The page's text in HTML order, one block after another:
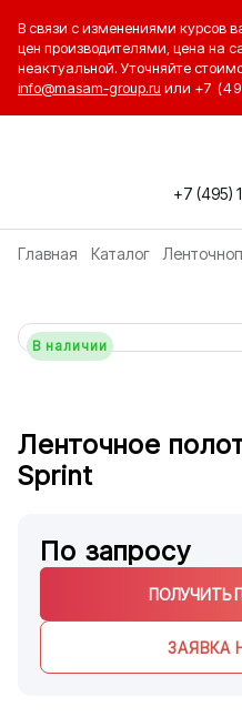
В связи с изменениями курсов
цен производителями, цена на
неактуальной. Уточняйте
info@masam-group.ru или +7
+7 (495)
Главная Каталог
В наличии
Ленточное
Sprint
По запросу
ПОЛУЧИТЬ
ЗАЯВКА